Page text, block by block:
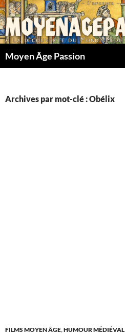
Aller
au
contenu
Moyen Âge Passion
Archives par mot-clé : Obélix
FILMS MOYEN ÂGE,HUMOUR MÉDIÉVAL